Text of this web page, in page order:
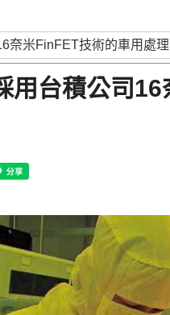
用台積公司